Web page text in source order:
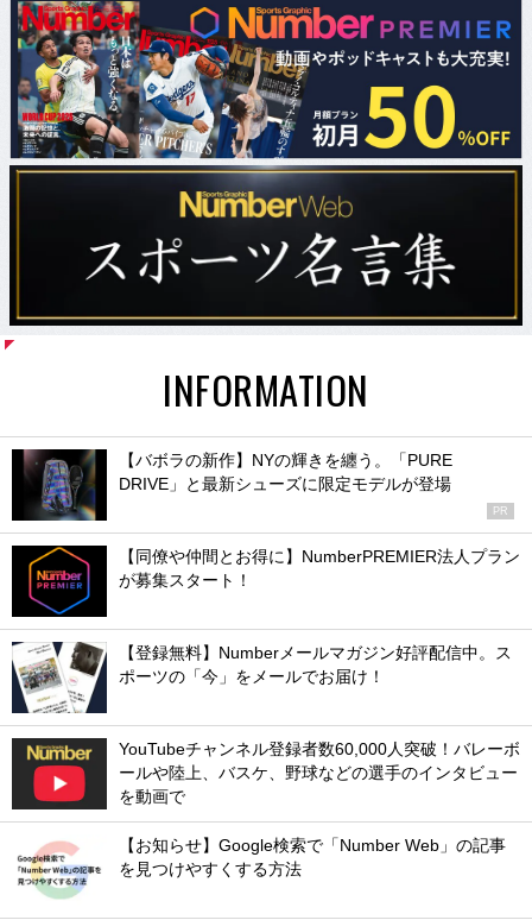
INFORMATION
【バボラの新作】NYの輝きを纏う。「PURE
DRIVE」と最新シューズに限定モデルが登場
PR
【同僚や仲間とお得に】NumberPREMIER法人プラン
が募集スタート！
【登録無料】Numberメールマガジン好評配信中。ス
ポーツの「今」をメールでお届け！
YouTubeチャンネル登録者数60,000人突破！バレーボ
ールや陸上、バスケ、野球などの選手のインタビュー
を動画で
【お知らせ】Google検索で「Number Web」の記事
を見つけやすくする方法